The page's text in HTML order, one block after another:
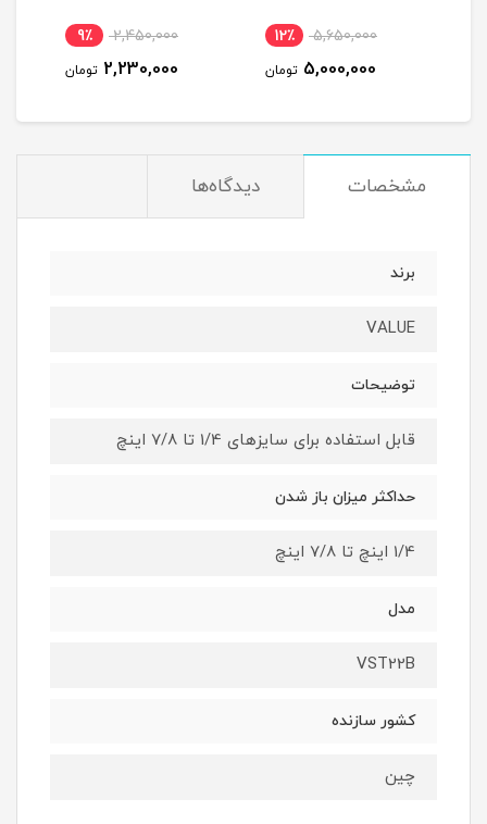
5,650,000 12٪
5,000,000 تومان
2,450,000 9٪
2,230,000 تومان
مشخصات دیدگاه‌ها
برند
VALUE
توضیحات
قابل استفاده برای سایزهای 1/4 تا 7/8 اینچ
حداکثر میزان باز شدن
1/4 اینچ تا 7/8 اینچ
مدل
VST22B
کشور سازنده
چین